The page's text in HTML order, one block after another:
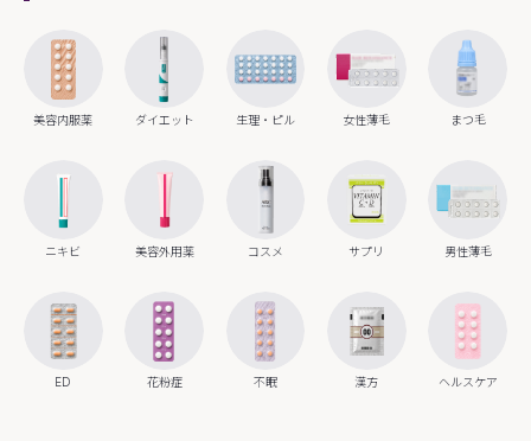
美容内服薬 ダイエット 生理・ピル 女性薄毛 まつ毛
ニキビ 美容外用薬 コスメ サプリ 男性薄毛
ED 花粉症 不眠 漢方 ヘルスケア